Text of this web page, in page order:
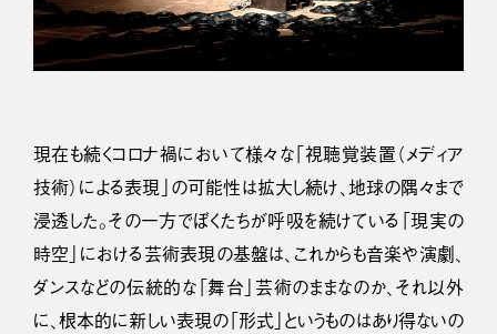
現在も続くコロナ禍において様々な「視聴覚装置（メディア
技術）による表現」の可能性は拡大し続け、地球の隅々まで
浸透した。その一方でぼくたちが呼吸を続けている「現実の
時空」における芸術表現の基盤は、これからも音楽や演劇、
ダンスなどの伝統的な「舞台」芸術のままなのか、それ以外
に、根本的に新しい表現の「形式」というものはあり得ないの